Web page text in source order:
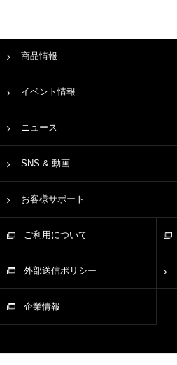
商品情報
イベント情報
ニュース
SNS & 動画
お客様サポート
ご利用について
外部送信ポリシー
企業情報